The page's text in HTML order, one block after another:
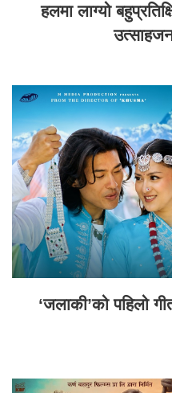
हलमा लाग्यो
‘जलाकी’को पहिलो